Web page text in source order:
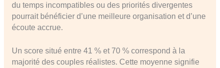
du temps incompatibles ou des priorités divergentes
pourrait bénéficier d’une meilleure organisation et d’une
écoute accrue.
Un score situé entre 41 % et 70 % correspond à la
majorité des couples réalistes. Cette moyenne signifie